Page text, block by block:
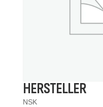
HERSTELLER
NSK